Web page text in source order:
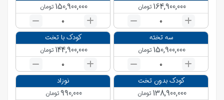
164,900,000 تومان
0
150,900,000 تومان
0
سه تخته
150,900,000 تومان
0
کودک با تخت
144,900,000 تومان
0
کودک بدون تخت
138,900,000 تومان
نوزاد
990,000 تومان